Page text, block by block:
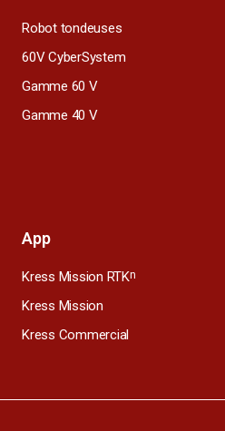
Robot tondeuses
60V CyberSystem
Gamme 60 V
Gamme 40 V
App
Kress Mission RTKn
Kress Mission
Kress Commercial